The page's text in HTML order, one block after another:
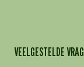
VEELGESTELDE